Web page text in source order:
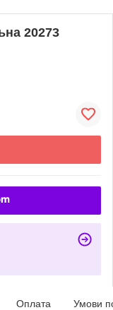
20273
Оплата Умови